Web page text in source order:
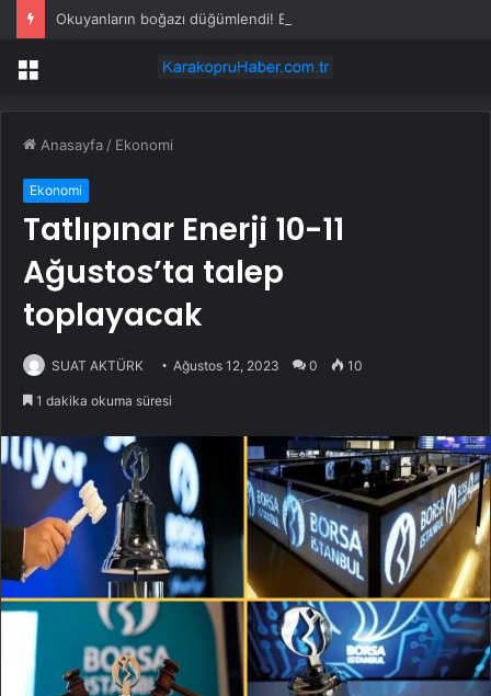
Menü
Anasayfa / Ekonomi
Ekonomi
Tatlıpınar Enerji 10-11
Ağustos’ta talep
toplayacak
SUAT AKTÜRK Ağustos 12, 2023 0 10
1 dakika okuma süresi